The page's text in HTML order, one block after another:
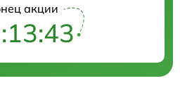
акции